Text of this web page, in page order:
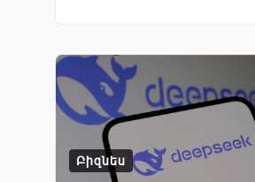
Բիզնես